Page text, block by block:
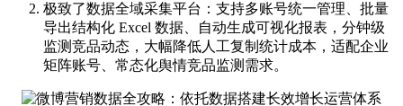
极致了数据全域采集平台：支持多账号统一管理、批量
导出结构化 Excel 数据、自动生成可视化报表，分钟级
监测竞品动态，大幅降低人工复制统计成本，适配企业
矩阵账号、常态化舆情竞品监测需求。